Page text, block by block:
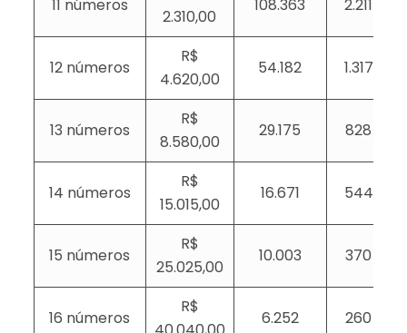
11 números
2.310,00
108.363 2.211
12 números
R$
4.620,00
54.182 1.317
13 números
R$
8.580,00
29.175 828
14 números
R$
15.015,00
16.671 544
15 números
R$
25.025,00
10.003 370
16 números
R$
6.252 260